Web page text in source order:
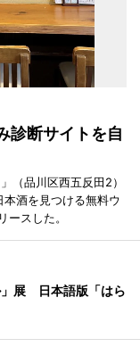
診断サイトを自
（品川区西五反田2）
酒を見つける無料ウ
ースした。
」展 日本語版「はら